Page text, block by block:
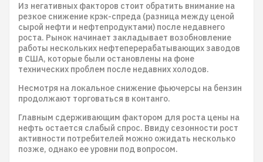
Из негативных факторов стоит обратить внимание на
резкое снижение крэк-спреда (разница между ценой
сырой нефти и нефтепродуктами) после недавнего
роста. Рынок начинает закладывает возобновление
работы нескольких нефтеперерабатывающих заводов
в США, которые были остановлены на фоне
технических проблем после недавних холодов.
Несмотря на локальное снижение фьючерсы на бензин
продолжают торговаться в контанго.
Главным сдерживающим фактором для роста цены на
нефть остается слабый спрос. Ввиду сезонности рост
активности потребителей можно ожидать несколько
позже, однако ее уровни под вопросом.